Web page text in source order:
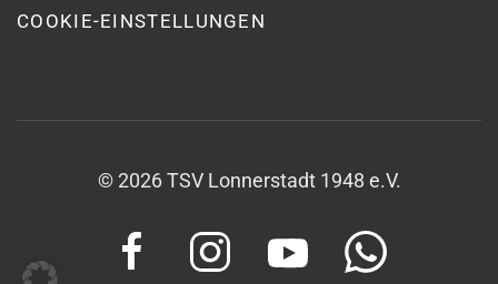
COOKIE-EINSTELLUNGEN
© 2026TSV Lonnerstadt 1948 e.V.